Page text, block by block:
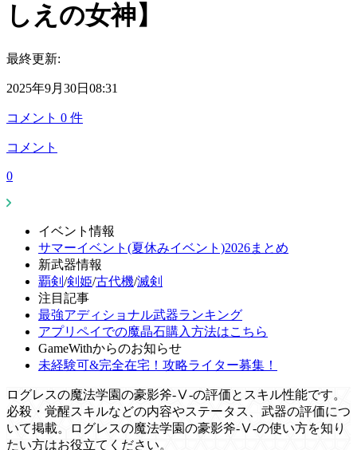
しえの女神】
最終更新:
2025年9月30日08:31
コメント 0 件
コメント
0
イベント情報
サマーイベント(夏休みイベント)2026まとめ
新武器情報
覇剣 /剣姫/古代機/滅剣
注目記事
最強アディショナル武器ランキング
アプリペイでの魔晶石購入方法はこちら
GameWithからのお知らせ
未経験可&完全在宅！攻略ライター募集！
ログレスの魔法学園の豪影斧-Ⅴ-の評価とスキル性能です。
必殺・覚醒スキルなどの内容やステータス、武器の評価につ
いて掲載。ログレスの魔法学園の豪影斧-Ⅴ-の使い方を知り
たい方はお役立てください。